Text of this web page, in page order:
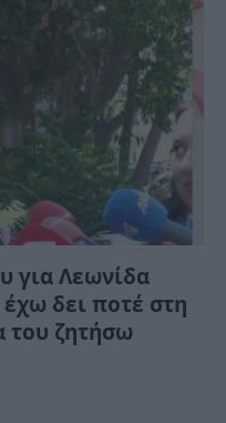
για Λεωνίδα
δει ποτέ στη
ζητήσω